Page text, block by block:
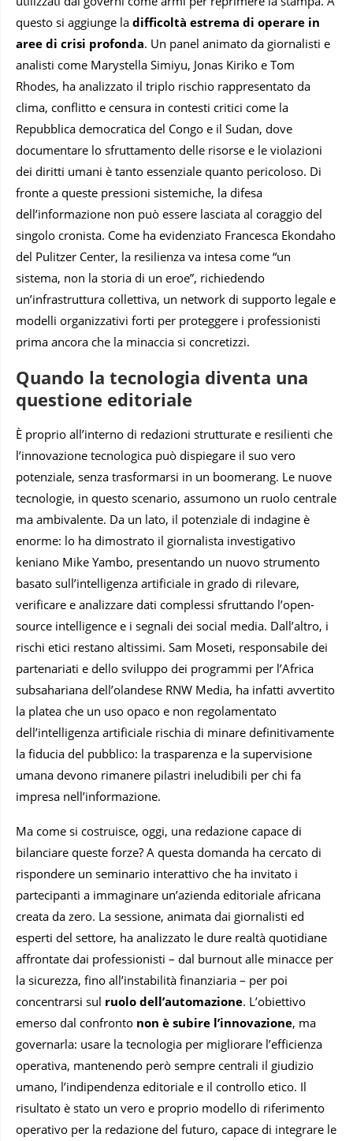
questo si aggiunge la difficoltà estrema di operare in
aree di crisi profonda. Un panel animato da giornalisti e
analisti come Marystella Simiyu, Jonas Kiriko e Tom
Rhodes, ha analizzato il triplo rischio rappresentato da
clima, conflitto e censura in contesti critici come la
Repubblica democratica del Congo e il Sudan, dove
documentare lo sfruttamento delle risorse e le violazioni
dei diritti umani è tanto essenziale quanto pericoloso. Di
fronte a queste pressioni sistemiche, la difesa
dell’informazione non può essere lasciata al coraggio del
singolo cronista. Come ha evidenziato Francesca Ekondaho
del Pulitzer Center, la resilienza va intesa come “un
sistema, non la storia di un eroe”, richiedendo
un’infrastruttura collettiva, un network di supporto legale e
modelli organizzativi forti per proteggere i professionisti
prima ancora che la minaccia si concretizzi.
Quando la tecnologia diventa una
questione editoriale
È proprio all’interno di redazioni strutturate e resilienti che
l’innovazione tecnologica può dispiegare il suo vero
potenziale, senza trasformarsi in un boomerang. Le nuove
tecnologie, in questo scenario, assumono un ruolo centrale
ma ambivalente. Da un lato, il potenziale di indagine è
enorme: lo ha dimostrato il giornalista investigativo
keniano Mike Yambo, presentando un nuovo strumento
basato sull’intelligenza artificiale in grado di rilevare,
verificare e analizzare dati complessi sfruttando l’open-
source intelligence e i segnali dei social media. Dall’altro, i
rischi etici restano altissimi. Sam Moseti, responsabile dei
partenariati e dello sviluppo dei programmi per l’Africa
subsahariana dell’olandese RNW Media, ha infatti avvertito
la platea che un uso opaco e non regolamentato
dell’intelligenza artificiale rischia di minare definitivamente
la fiducia del pubblico: la trasparenza e la supervisione
umana devono rimanere pilastri ineludibili per chi fa
impresa nell’informazione.
Ma come si costruisce, oggi, una redazione capace di
bilanciare queste forze? A questa domanda ha cercato di
rispondere un seminario interattivo che ha invitato i
partecipanti a immaginare un’azienda editoriale africana
creata da zero. La sessione, animata dai giornalisti ed
esperti del settore, ha analizzato le dure realtà quotidiane
affrontate dai professionisti – dal burnout alle minacce per
la sicurezza, fino all’instabilità finanziaria – per poi
concentrarsi sul ruolo dell’automazione. L’obiettivo
emerso dal confronto non è subire l’innovazione, ma
governarla: usare la tecnologia per migliorare l’efficienza
operativa, mantenendo però sempre centrali il giudizio
umano, l’indipendenza editoriale e il controllo etico. Il
risultato è stato un vero e proprio modello di riferimento
operativo per la redazione del futuro, capace di integrare le